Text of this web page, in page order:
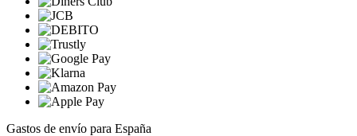
Gastos de envío para España